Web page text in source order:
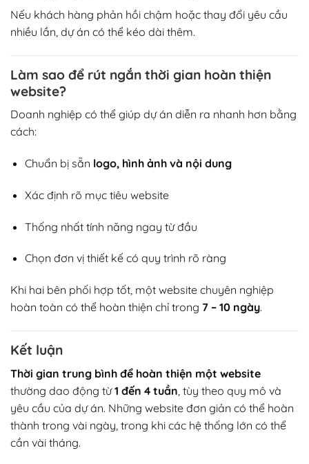
Nếu khách hàng phản hồi chậm hoặc thay đổi yêu cầu
nhiều lần, dự án có thể kéo dài thêm.
Làm sao để rút ngắn thời gian hoàn thiện
website?
Doanh nghiệp có thể giúp dự án diễn ra nhanh hơn bằng
cách:
Chuẩn bị sẵn logo, hình ảnh và nội dung
Xác định rõ mục tiêu website
Thống nhất tính năng ngay từ đầu
Chọn đơn vị thiết kế có quy trình rõ ràng
Khi hai bên phối hợp tốt, một website chuyên nghiệp
hoàn toàn có thể hoàn thiện chỉ trong 7 – 10 ngày.
Kết luận
Thời gian trung bình để hoàn thiện một website
thường dao động từ1 đến 4 tuần , tùy theo quy mô và
yêu cầu của dự án. Những website đơn giản có thể hoàn
thành trong vài ngày, trong khi các hệ thống lớn có thể
cần vài tháng.